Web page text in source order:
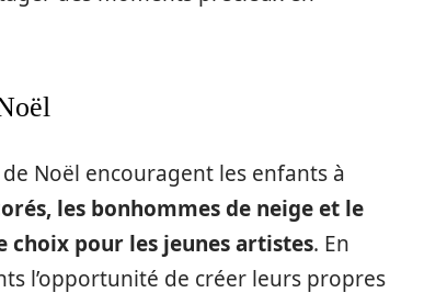
Noël encouragent les enfants à
les bonhommes de neige et le
choix pour les jeunes artistes. En
l’opportunité de créer leurs propres